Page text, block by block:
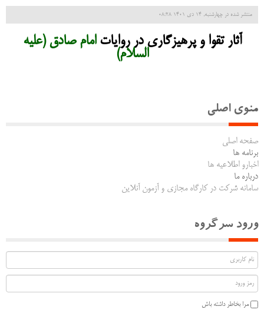
منتشر شده در چهارشنبه, 14 دی 1401 08:28
آثار تقوا و پرهیزگاری در روایاتامام صادق (علیه
السلام)
منوی اصلی
صفحه اصلی
برنامه ها
اخبارو اطلاعیه ها
درباره ما
سامانه شرکت در کارگاه مجازی و آزمون آنلاین
ورود سرگروه
مرا بخاطر داشته باش